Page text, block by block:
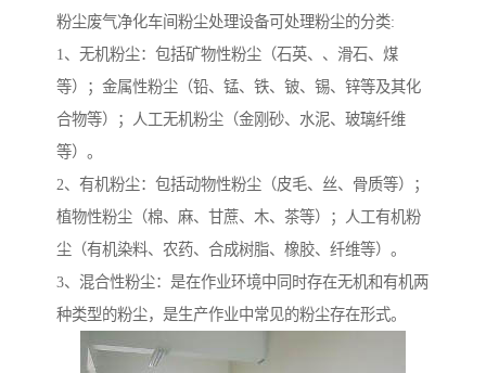
粉尘废气净化车间粉尘处理设备可处理粉尘的分类:
1、无机粉尘：包括矿物性粉尘（石英、、滑石、煤
等）；金属性粉尘（铅、锰、铁、铍、锡、锌等及其化
合物等）；人工无机粉尘（金刚砂、水泥、玻璃纤维
等）。
2、有机粉尘：包括动物性粉尘（皮毛、丝、骨质等）；
植物性粉尘（棉、麻、甘蔗、木、茶等）；人工有机粉
尘（有机染料、农药、合成树脂、橡胶、纤维等）。
3、混合性粉尘：是在作业环境中同时存在无机和有机两
种类型的粉尘，是生产作业中常见的粉尘存在形式。